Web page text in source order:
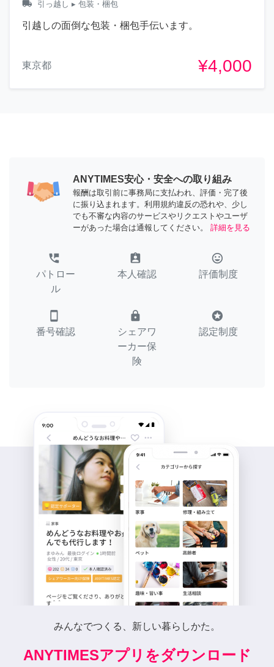
local_shipping 引っ越し ▸ 包装・梱包
引越しの面倒な包装・梱包手伝います。
東京都 ¥4,000
ANYTIMES安心・安全への取り組み
報酬は取引前に事務局に支払われ、評価・完了後
に振り込まれます。利用規約違反の恐れや、少し
でも不審な内容のサービスやリクエストやユーザ
ーがあった場合は通報してください。
詳細を見る
perm_phone_msg
パトロー
ル
assignment_ind
本人確認
tag_faces
評価制度
smartphone
番号確認
lock
シェアワ
ーカー保
険
stars
認定制度
みんなでつくる、新しい暮らしかた。
ANYTIMESアプリをダウンロード